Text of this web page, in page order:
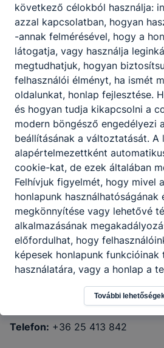
Dunaújvárosi
Dunaferr Technikum és
2400 Dunaújváros, Vasmű tér 3.
KRÉTA
Telefon: +36 25 413 842
következő célokból használja:
azzal kapcsolatban, hogyan
-annak felmérésével, hogy a
látogatja, vagy használja
megtudhatjuk, hogyan
felhasználói élményt, ha ismét
oldalunkat, honlap fejlesztése.
és hogyan tudja kikapcsolni a
modern böngésző engedélyezi
beállításának a változtatását.
alapértelmezettként
cookie-kat, de ezek általában
Felhívjuk figyelmét, hogy mivel
honlapunk használhatóságának
megkönnyítése vagy lehetővé
alkalmazásának
előfordulhat, hogy
képesek honlapunk funkcióinak
használatára, vagy a honlap a
fog működni böngészőjében.
További